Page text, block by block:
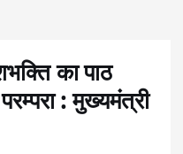
का पाठ
: मुख्यमंत्री